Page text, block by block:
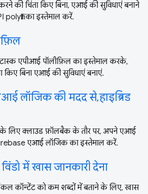
की चिंता किए बिना, एआई की सुविधाएं बनाने
का इस्तेमाल करें.
एपीआई पॉलीफ़िल का इस्तेमाल करके,
किए बिना एआई की सुविधाएं बनाएं.
लॉजिक की मदद से, हाइब्रिड
लिए क्लाउड फ़ॉलबैक के तौर पर, अपने एआई
एआई लॉजिक का इस्तेमाल करें.
में खास जानकारी देना
कॉन्टेंट को कम शब्दों में बताने के लिए, खास